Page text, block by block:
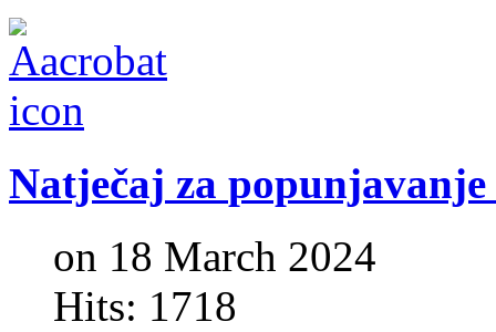
Natječaj za popunjavanje
on 18 March 2024
Hits: 1718